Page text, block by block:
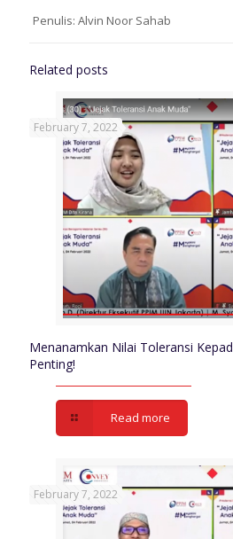
Penulis: Alvin Noor Sahab
Related posts
February 7, 2022
Menanamkan Nilai Toleransi
Penting!
Read more
February 7, 2022